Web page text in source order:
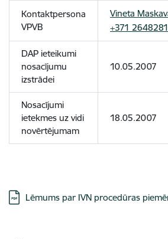
Kontaktpersona
VPVB
Vineta
+371
DAP ieteikumi
nosacījumu
izstrādei
10.05.2007
Nosacījumi
ietekmes uz vidi
novērtējumam
18.05.2007
Lejupielādēt:
Lēmums par IVN procedūras